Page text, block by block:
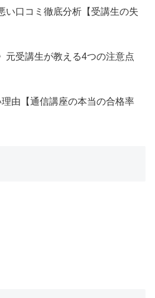
い口コミ徹底分析【受講生の失
元受講生が教える4つの注意点
由【通信講座の本当の合格率